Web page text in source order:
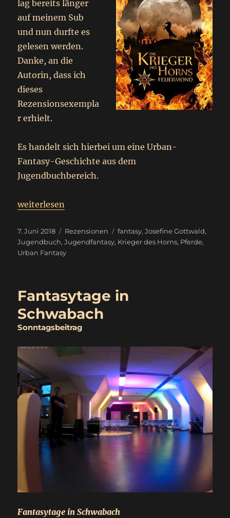
lag bereits länger
auf meinem Sub
und nun durfte es
gelesen werden.
Danke, an die
Autorin, dass ich
dieses
Rezensionsexempla
r erhielt.
Es handelt sich hierbei um eine Urban-
Fantasy-Geschichte aus dem
Jugendbuchbereich.
„Die Krieger des Horns
weiterlesen
Veröffentlicht
am
7. Juni 2018 Kategorien
Rezensionen Schlagwörter
fantasy,Josefine Gottwald,
Jugendbuch,Jugendfantasy, Krieger des Horns, Pferde,
Urban Fantasy
Fantasytage in
Schwabach
Sonntagsbeitrag
Fantasytage in Schwabach